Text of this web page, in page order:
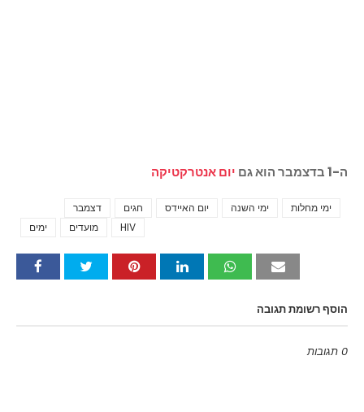
ה-1 בדצמבר הוא גם יום אנטרקטיקה
דצמבר חגים יום האיידס ימי השנה
ימי מחלות
ימים
מועדים HIV
הוסף רשומת תגובה
0 תגובות